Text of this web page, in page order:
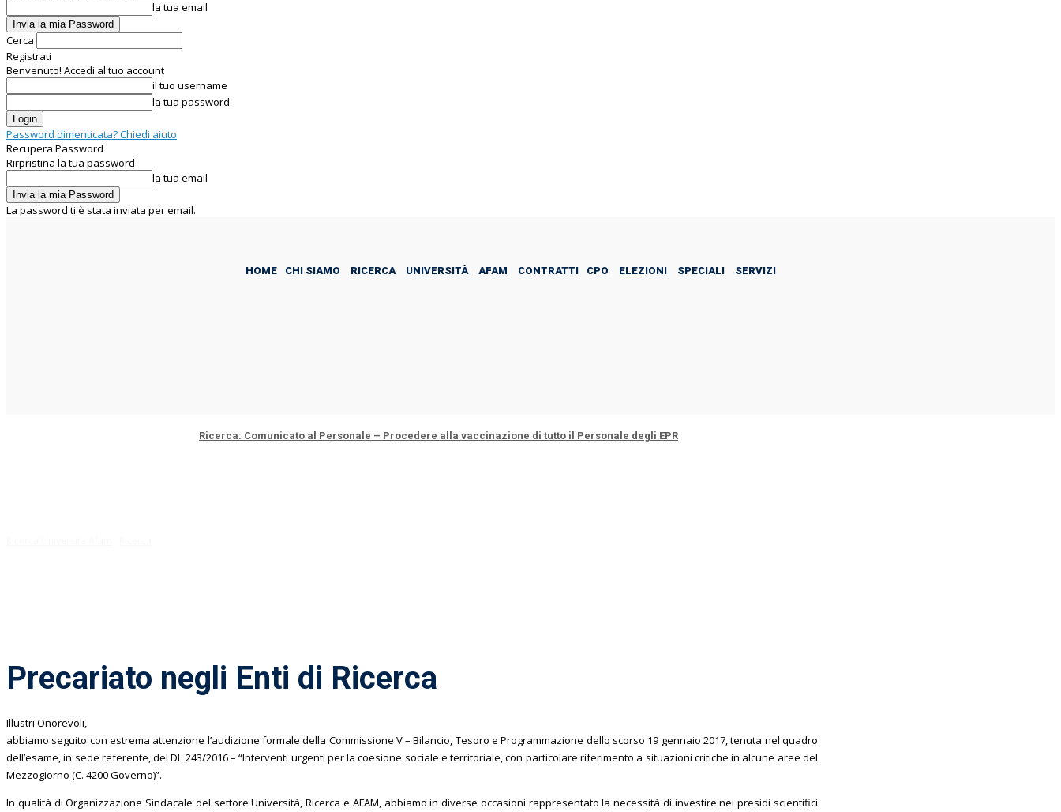
la tua email
Cerca
Registrati
Benvenuto! Accedi al tuo account
il tuo username
la tua password
Password dimenticata? Chiedi aiuto
Recupera Password
Rirpristina la tua password
la tua email
La password ti è stata inviata per email.
HOME CHI SIAMO RICERCA UNIVERSITÀ AFAM CONTRATTI CPO ELEZIONI SPECIALI SERVIZI
Ricerca: Comunicato al Personale – Procedere alla vaccinazione di tutto il Personale degli EPR
Precariato negli Enti di Ricerca
Illustri Onorevoli,
abbiamo seguito con estrema attenzione l’audizione formale della Commissione V – Bilancio, Tesoro e Programmazione dello scorso 19 gennaio 2017, tenuta nel quadro
dell’esame, in sede referente, del DL 243/2016 – “Interventi urgenti per la coesione sociale e territoriale, con particolare riferimento a situazioni critiche in alcune aree del
Mezzogiorno (C. 4200 Governo)”.
In qualità di Organizzazione Sindacale del settore Università, Ricerca e AFAM, abbiamo in diverse occasioni rappresentato la necessità di investire nei presidi scientifici